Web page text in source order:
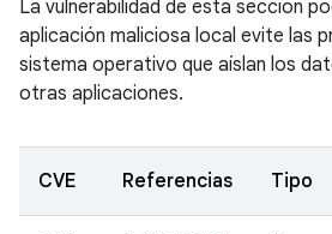
La vulnerabilidad de esta sección
aplicación maliciosa local evite las
sistema operativo que aíslan los
otras aplicaciones.
CVE Referencias Tipo